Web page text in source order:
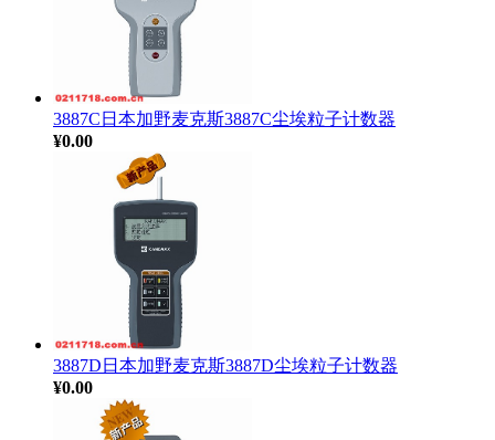
3887C日本加野麦克斯3887C尘埃粒子计数器
¥0.00
3887D日本加野麦克斯3887D尘埃粒子计数器
¥0.00